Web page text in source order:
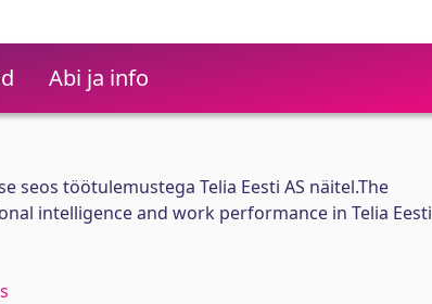
Abi ja info
seos töötulemustega Telia Eesti AS näitel.The
intelligence and work performance in Telia Eesti